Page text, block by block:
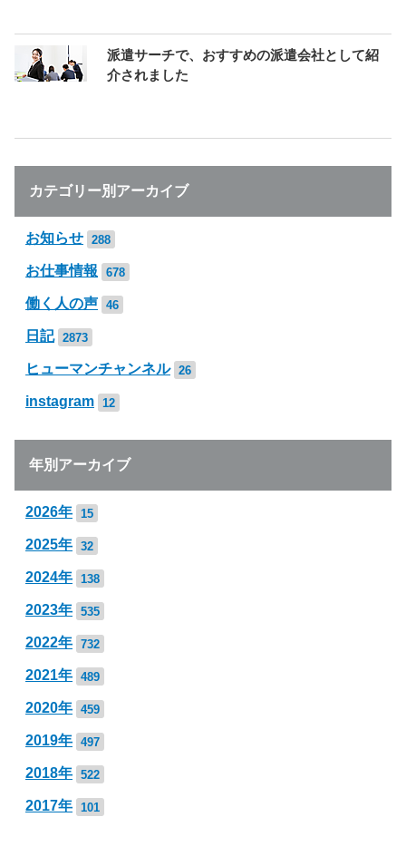
派遣サーチで、おすすめの派遣会社として紹
介されました
カテゴリー別アーカイブ
お知らせ 288
お仕事情報 678
働く人の声 46
日記 2873
ヒューマンチャンネル 26
instagram 12
年別アーカイブ
2026年 15
2025年 32
2024年 138
2023年 535
2022年 732
2021年 489
2020年 459
2019年 497
2018年 522
2017年 101